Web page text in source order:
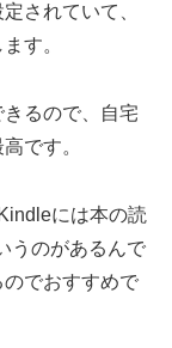
されていて、
す。
るので、自宅
です。
には本の読
うのがあるんで
でおすすめで